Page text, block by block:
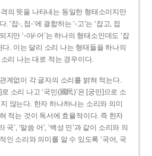
격의 뜻을 나타내는 동일한 형태소이지만
‘잡-, 접-’에 결합하는 ‘-고’는 ‘잡고, 접
지만 ‘-아/-어’는 하나의 형태소인데도 ‘잡
. 이는 달리 소리 나는 형태들을 하나의
리 나는 대로 적는 경우이다.
계없이 각 글자의 소리를 밝혀 적는다.
소리 나고 ‘국민(國民)’은 [궁민]으로 소
지 않는다. 한자 하나하나는 소리와 의미
적는 것이 독서에 효율적이다. 즉 한자
국’, ‘말씀 어’, ‘백성 민’과 같이 소리와 의
인 소리와 의미를 알 수 있도록 ‘국어, 국